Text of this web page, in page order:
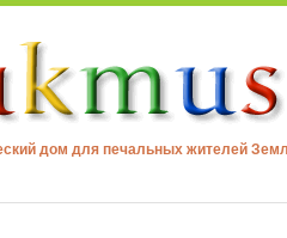
дом для печальных жителей